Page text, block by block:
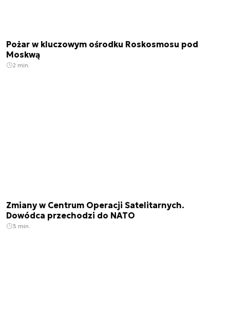
Pożar w kluczowym ośrodku Roskosmosu pod
Moskwą
2 min.
Zmiany w Centrum Operacji Satelitarnych.
Dowódca przechodzi do NATO
3 min.